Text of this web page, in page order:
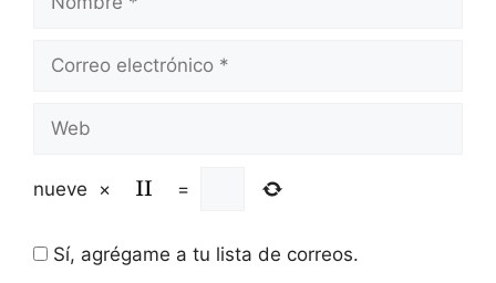
electrónico
nueve × =
Sí, agrégame a tu lista de correos.